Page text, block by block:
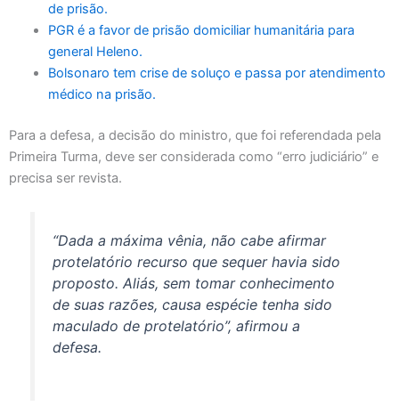
de prisão.
PGR é a favor de prisão domiciliar humanitária para
general Heleno.
Bolsonaro tem crise de soluço e passa por atendimento
médico na prisão.
Para a defesa, a decisão do ministro, que foi referendada pela
Primeira Turma, deve ser considerada como “erro judiciário” e
precisa ser revista.
“Dada a máxima vênia, não cabe afirmar
protelatório recurso que sequer havia sido
proposto. Aliás, sem tomar conhecimento
de suas razões, causa espécie tenha sido
maculado de protelatório”, afirmou a
defesa.